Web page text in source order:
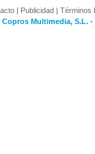
| Publicidad | Términos
Copros Multimedia, S.L.